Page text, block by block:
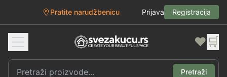
Pratite narudžbenicu Prijava Registracija
❤️ 🛒
Pretraži